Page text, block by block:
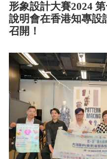
形象設計大賽2024
說明會在香港知專
召開！